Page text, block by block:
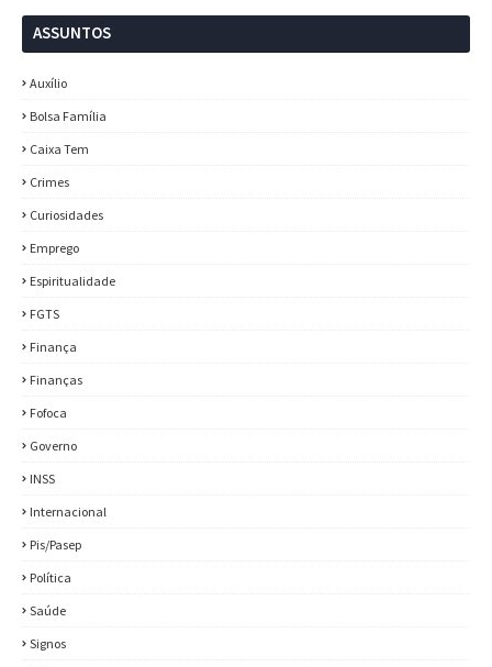
ASSUNTOS
Auxílio
Bolsa Família
Caixa Tem
Crimes
Curiosidades
Emprego
Espiritualidade
FGTS
Finança
Finanças
Fofoca
Governo
INSS
Internacional
Pis/Pasep
Política
Saúde
Signos